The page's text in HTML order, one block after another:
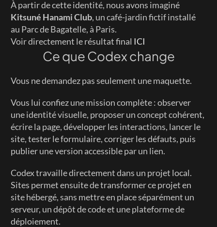
Kitsuné Hanami Club, un café-jardin fictif installé
au Parc de Bagatelle, à Paris.
Voir directement le résultat final ICI
Ce que Codex change
Vous ne demandez pas seulement une maquette.
Vous lui confiez une mission complète : observer
une identité visuelle, proposer un concept cohérent,
écrire la page, développer les interactions, lancer le
site, tester le formulaire, corriger les défauts, puis
publier une version accessible par un lien.
Codex travaille directement dans un projet local.
Sites permet ensuite de transformer ce projet en
site hébergé, sans mettre en place séparément un
serveur, un dépôt de code et une plateforme de
déploiement.